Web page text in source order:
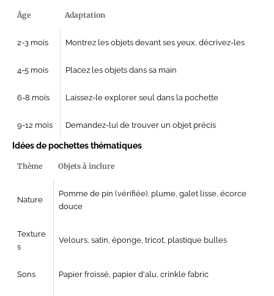
Âge Adaptation
2-3 mois Montrez les objets devant ses yeux, décrivez-les
4-5 mois Placez les objets dans sa main
6-8 mois Laissez-le explorer seul dans la pochette
9-12 mois Demandez-lui de trouver un objet précis
Idées de pochettes thématiques
Thème Objets à inclure
Nature
Pomme de pin (vérifiée), plume, galet lisse, écorce
douce
Texture
s
Velours, satin, éponge, tricot, plastique bulles
Sons Papier froissé, papier d'alu, crinkle fabric